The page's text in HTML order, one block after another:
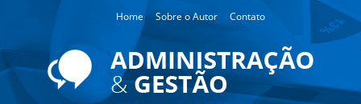
Home Sobre o Autor Contato